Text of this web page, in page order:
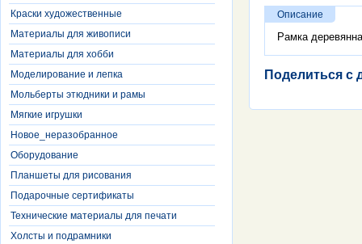
Краски художественные
Материалы для живописи
Материалы для хобби
Моделирование и лепка
Мольберты этюдники и рамы
Мягкие игрушки
Новое_неразобранное
Оборудование
Планшеты для рисования
Подарочные сертификаты
Технические материалы для печати
Холсты и подрамники
Описание
Рамка
Поделиться с